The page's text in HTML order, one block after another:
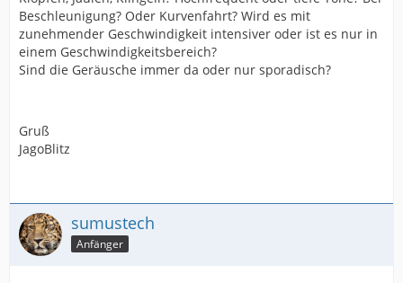
Beschleunigung? Oder Kurvenfahrt? Wird es mit
zunehmender Geschwindigkeit intensiver oder ist es nur in
einem Geschwindigkeitsbereich?
Sind die Geräusche immer da oder nur sporadisch?
Gruß
JagoBlitz
sumustech
Anfänger